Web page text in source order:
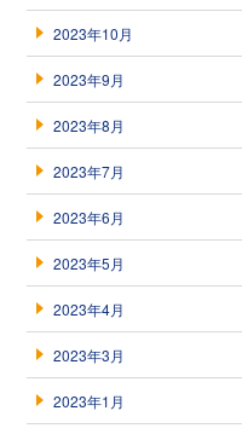
2023年10月
2023年9月
2023年8月
2023年7月
2023年6月
2023年5月
2023年4月
2023年3月
2023年1月